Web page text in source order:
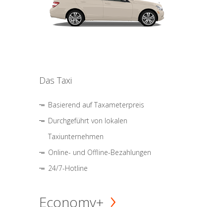
Das Taxi
Basierend auf Taxameterpreis
Durchgeführt von lokalen
Taxiunternehmen
Online- und Offline-Bezahlungen
24/7-Hotline
Economy+